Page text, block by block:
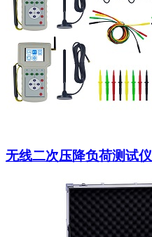
无线二次压降负荷测试仪